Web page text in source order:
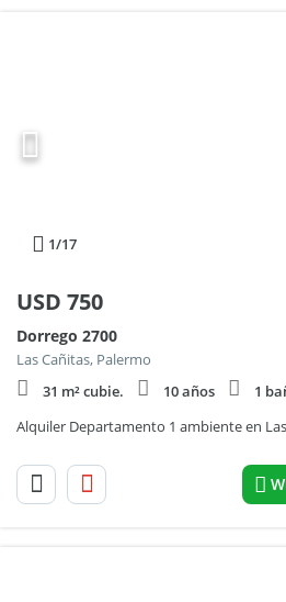
1/17
USD 750
Dorrego 2700
Las Cañitas, Palermo
31 m² cubie.
10 años
1
Alquiler Departamento 1 ambiente en